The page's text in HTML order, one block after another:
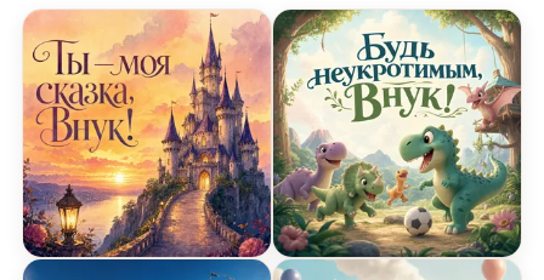
Открытка с Днем Рождения с сказочным замком
Открытка с Днем